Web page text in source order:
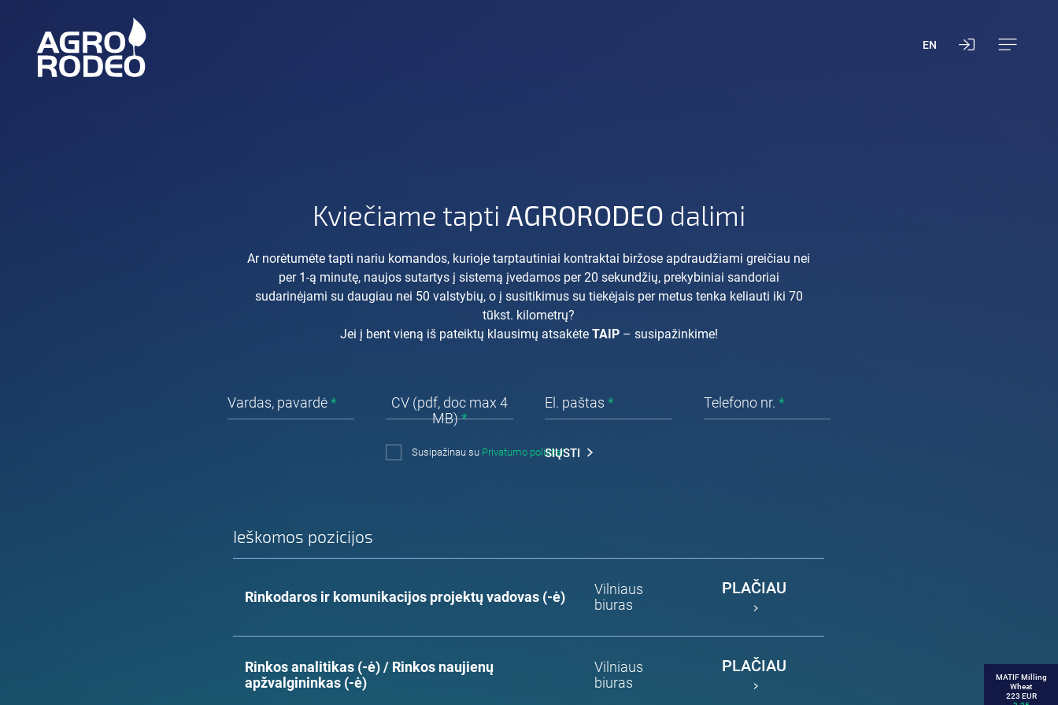
EN
Kviečiame tapti AGRORODEO dalimi
Ar norėtumėte tapti nariu komandos, kurioje tarptautiniai kontraktai biržose apdraudžiami greičiau nei
per 1-ą minutę, naujos sutartys į sistemą įvedamos per 20 sekundžių, prekybiniai sandoriai
sudarinėjami su daugiau nei 50 valstybių, o į susitikimus su tiekėjais per metus tenka keliauti iki 70
tūkst. kilometrų?
Jei į bent vieną iš pateiktų klausimų atsakėte TAIP– susipažinkime!
Vardas, pavardė*
CV (pdf, doc max 4
MB)*
El. paštas* Telefono nr. *
Susipažinau su Privatumo politika*
SIŲSTI
Ieškomos pozicijos
Rinkodaros ir komunikacijos projektų vadovas (-ė)
Vilniaus
biuras
PLAČIAU
Rinkos analitikas (-ė) / Rinkos naujienų
apžvalgininkas (-ė)
Vilniaus
biuras
PLAČIAU
MATIF Milling
Wheat
223 EUR